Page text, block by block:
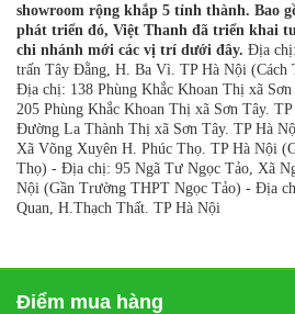
showroom rộng khắp 5 tỉnh thành. Bao
phát triển đó, Việt Thanh đã triển khai
chi nhánh mới các vị trí dưới đây. Địa
trấn Tây Đằng, H. Ba Vì. TP Hà Nội (Cách
Địa chị: 138 Phùng Khắc Khoan Thị xã
205 Phùng Khắc Khoan Thị xã Sơn Tây.
Đường La Thành Thị xã Sơn Tây. TP Hà
Xã Võng Xuyên H. Phúc Thọ. TP Hà Nội
Thọ) - Địa chị: 95 Ngã Tư Ngọc Tảo, Xã
Nội (Gần Trường THPT Ngọc Tảo) - Địa
Quan, H.Thạch Thất. TP Hà Nội
Điểm mua hàng